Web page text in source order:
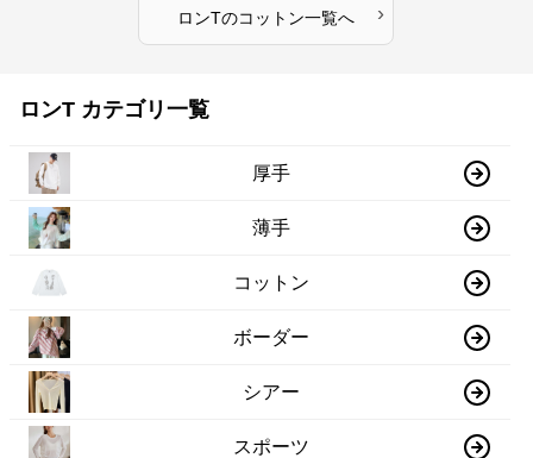
ロンTのコットン一覧へ ›
ロンT カテゴリ一覧
厚手
薄手
コットン
ボーダー
シアー
スポーツ